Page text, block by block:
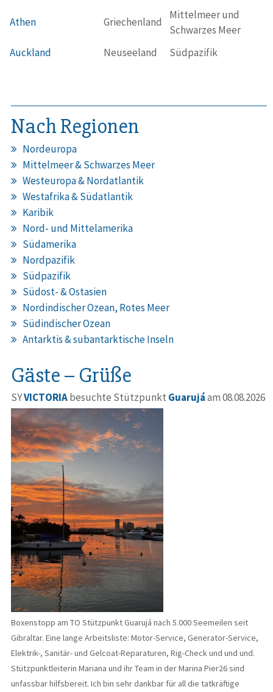
Athen Griechenland
Mittelmeer und
Schwarzes Meer
Auckland
Neuseeland Südpazifik
Nach Regionen
Nordeuropa
Mittelmeer & Schwarzes Meer
Westeuropa & Nordatlantik
Westafrika & Südatlantik
Karibik
Nord- und Mittelamerika
Südamerika
Nordpazifik
Südpazifik
Südost- & Ostasien
Nordindischer Ozean, Rotes Meer
Südindischer Ozean
Antarktis & subantarktische Inseln
Gäste – Grüße
SYVICTORIAbesuchte Stützpunkt Guarujáam 08.08.2026
Boxenstopp am TO Stützpunkt Guarujá nach 5.000 Seemeilen seit
Gibraltar. Eine lange Arbeitsliste: Motor-Service, Generator-Service,
Elektrik-, Sanitär- und Gelcoat-Reparaturen, Rig-Check und und und.
Stützpunktleiterin Mariana und ihr Team in der Marina Pier26 sind
unfassbar hilfsbereit. Ich bin sehr dankbar für all die tatkräftige